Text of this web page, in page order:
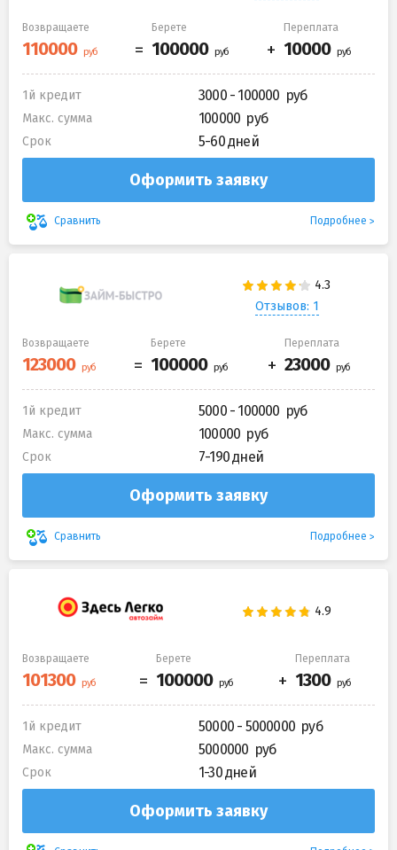
Возвращаете Берете Переплата
1й кредит 3000 - 100000
Макс. сумма 100000
Срок 5-60 дней
Оформить заявку
Сравнить Подробнее
Отзывов: 1
Возвращаете Берете Переплата
1й кредит 5000 - 100000
Макс. сумма 100000
Срок 7-190 дней
Оформить заявку
Сравнить Подробнее
Возвращаете Берете Переплата
1й кредит 50000 - 5000000
Макс. сумма 5000000
Срок 1-30 дней
Оформить заявку